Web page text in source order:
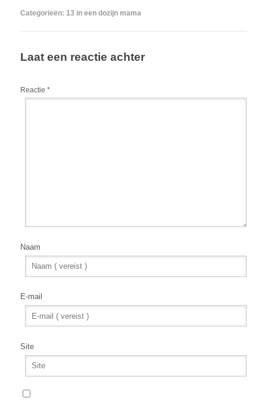
Categorieën: 13 in een dozijn mama
Laat een reactie achter
Reactie *
Naam
E-mail
Site